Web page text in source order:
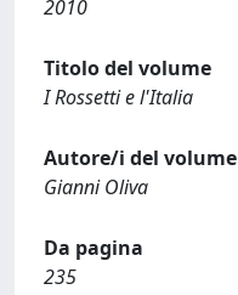
2010
Titolo del volume
I Rossetti e l'Italia
Autore/i del volume
Gianni Oliva
Da pagina
235